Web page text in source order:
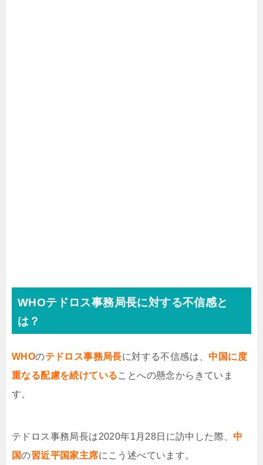
WHOテドロス事務局長に対する不信感と
は？
WHOのテドロス事務局長に対する不信感は、中国に度
重なる配慮を続けていることへの懸念からきていま
す。
テドロス事務局長は2020年1月28日に訪中した際、中
国の習近平国家主席にこう述べています。